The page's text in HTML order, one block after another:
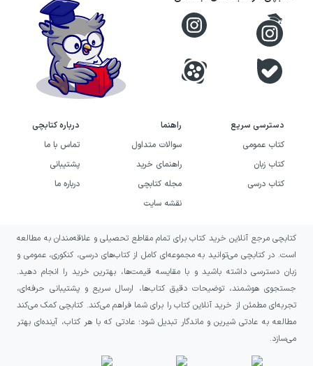
دسترسی سریع
کتاب عمومی
کتاب زبان
کتاب درسی
راهنما
سوالات متداول
راهنمای خرید
مجله کتابچی
نقشه سایت
درباره کتابچی
تماس با ما
پشتیبانی
درباره ما
کتابچی مرجع آنلاین خرید کتاب برای تمام مقاطع تحصیلی و علاقه‌مندان به مطالعه
است. در کتابچی می‌توانید به مجموعه‌ای کامل از کتاب‌های درسی، کنکوری، عمومی و
زبان دسترسی داشته باشید و با مقایسه قیمت‌ها، بهترین خرید را انجام دهید.
جستجوی هوشمند، توضیحات دقیق کتاب‌ها، ارسال سریع و پشتیبانی حرفه‌ای،
تجربه‌ای مطمئن از خرید آنلاین کتاب را برای شما فراهم می‌کند. کتابچی کمک می‌کند
مطالعه به عادتی شیرین و ماندگار تبدیل شود؛ عادتی که با هر کتاب، آینده‌ای بهتر
می‌سازد.